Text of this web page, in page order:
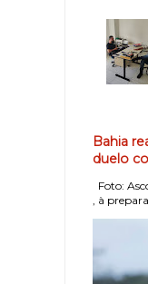
Bahia
duelo
Foto:
, à